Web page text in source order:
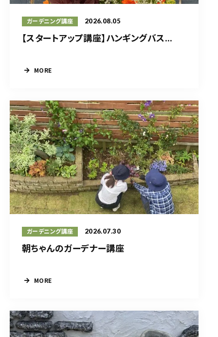
ガーデニング講座 2026.08.05
【スタートアップ講座】ハンギングバス...
MORE
ガーデニング講座 2026.07.30
朝ちゃんのガーデナー講座
MORE